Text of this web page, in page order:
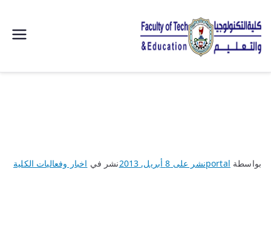
التكنولوجيا
جامعة
بواسطة portalنشر على 8 أبريل, 2013 نشر في اخبار وفعاليات الكلية